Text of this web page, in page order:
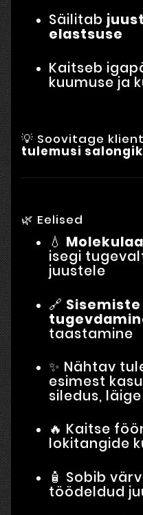
Säilitab
elastsuse
Kaitseb
kuumuse ja
💡 Soovitage
tulemusi
🌿 Eelised
💧
isegi
juustele
🔗
taastamine
✨ Nähtav
esimest
siledus, läige
🔥 Kaitse
lokitangide
🧴 Sobib
töödeldud